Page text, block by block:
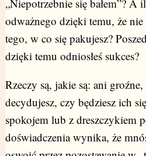
„Niepotrzebnie się bałem”? A
odważnego dzięki temu, że nie
tego, w co się pakujesz?
dzięki temu odniosłeś sukces?
Rzeczy są, jakie są: ani
decydujesz, czy będziesz ich
spokojem lub z dreszczykiem
doświadczenia wynika, że